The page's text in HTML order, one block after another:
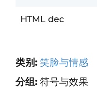
HTML dec
类别: 笑脸与情感
分组:符号与效果